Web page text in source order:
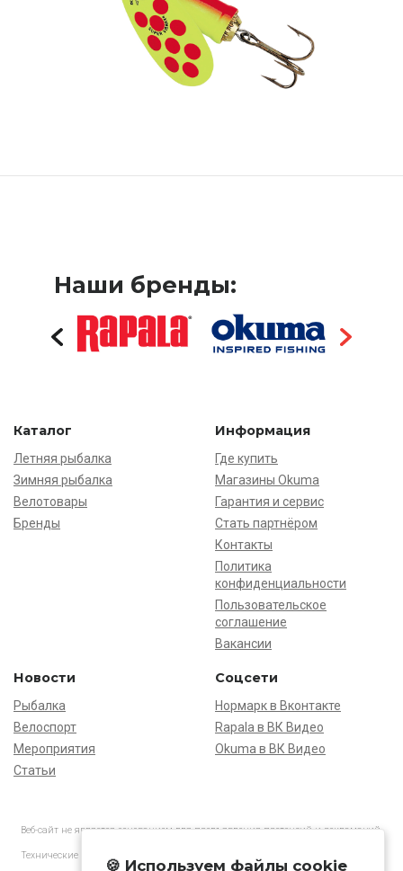
Наши бренды:
Каталог
Летняя рыбалка
Зимняя рыбалка
Велотовары
Бренды
Информация
Где купить
Магазины Okuma
Гарантия и сервис
Стать партнёром
Контакты
Политика
конфиденциальности
Пользовательское
соглашение
Вакансии
Новости
Рыбалка
Велоспорт
Мероприятия
Статьи
Соцсети
Нормарк в Вконтакте
Rapala в ВК Видео
Okuma в ВК Видео
Веб-сайт не является основанием для предъявления претензий и рекламаций,
Технические характеристики товаров могут отличаться от указанных на сайте.
🍪 Используем файлы cookie